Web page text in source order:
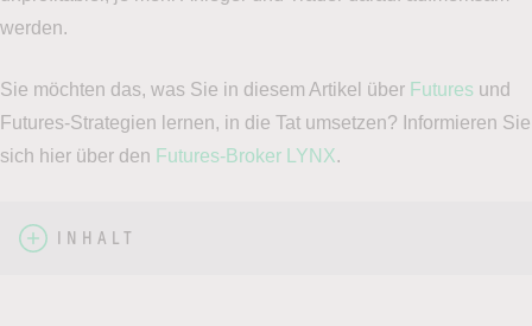
werden.
Sie möchten das, was Sie in diesem Artikel über Futures und
Futures-Strategien lernen, in die Tat umsetzen? Informieren Sie
sich hier über den Futures-Broker LYNX.
INHALT